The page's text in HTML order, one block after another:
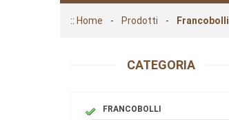
:: Home - Prodotti - Francobolli
CATEGORIA
FRANCOBOLLI